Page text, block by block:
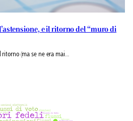
e il ritorno del “muro di
ritorno (ma se ne era mai…